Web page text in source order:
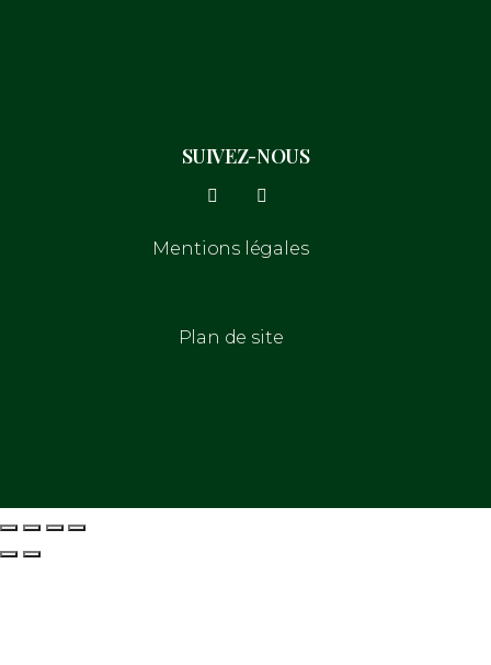
SUIVEZ-NOUS
Mentions légales
Plan de site